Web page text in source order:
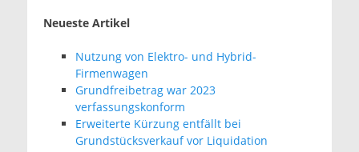
Neueste Artikel
Nutzung von Elektro- und Hybrid-
Firmenwagen
Grundfreibetrag war 2023
verfassungskonform
Erweiterte Kürzung entfällt bei
Grundstücksverkauf vor Liquidation